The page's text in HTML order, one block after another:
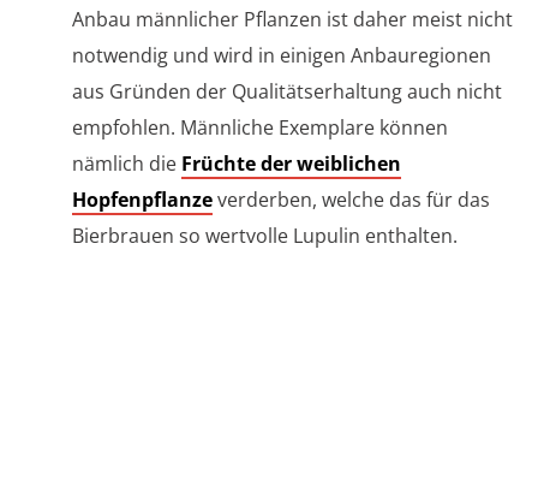
Anbau männlicher Pflanzen ist daher meist nicht
notwendig und wird in einigen Anbauregionen
aus Gründen der Qualitätserhaltung auch nicht
empfohlen. Männliche Exemplare können
nämlich die Früchte der weiblichen
Hopfenpflanzeverderben, welche das für das
Bierbrauen so wertvolle Lupulin enthalten.